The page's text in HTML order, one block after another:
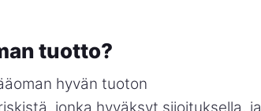
tuotto?
hyvän tuoton